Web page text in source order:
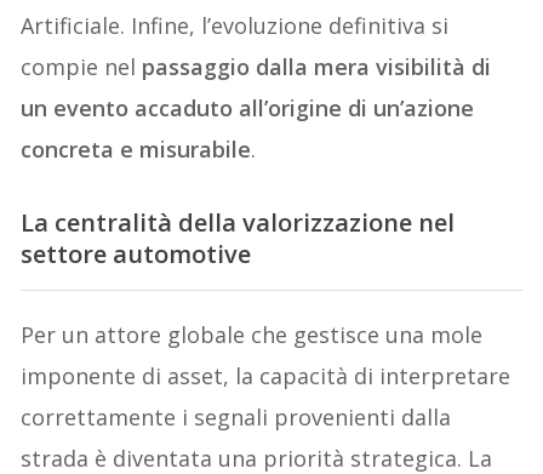
Artificiale. Infine, l’evoluzione definitiva si
compie nel passaggio dalla mera visibilità di
un evento accaduto all’origine di un’azione
concreta e misurabile.
La centralità della valorizzazione nel
settore automotive
Per un attore globale che gestisce una mole
imponente di asset, la capacità di interpretare
correttamente i segnali provenienti dalla
strada è diventata una priorità strategica. La